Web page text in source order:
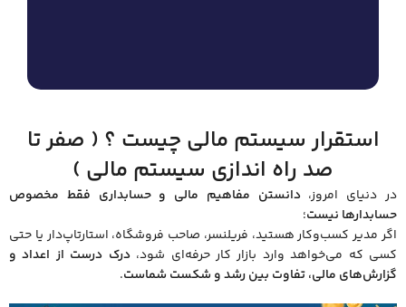
استقرار سیستم مالی چیست ؟ ( صفر تا
صد راه اندازی سیستم مالی )
در دنیای امروز،دانستن مفاهیم مالی و حسابداری فقط مخصوص
حسابدارها نیست؛
اگر مدیر کسب‌وکار هستید، فریلنسر، صاحب فروشگاه، استارتاپ‌دار یا حتی
کسی که می‌خواهد وارد بازار کار حرفه‌ای شود،درک درست از اعداد و
گزارش‌های مالی، تفاوت بین رشد و شکست شماست.